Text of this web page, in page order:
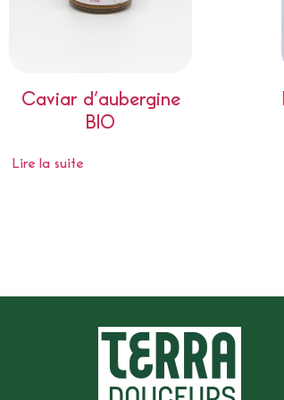
Caviar d’aubergine
BIO
Lire la suite